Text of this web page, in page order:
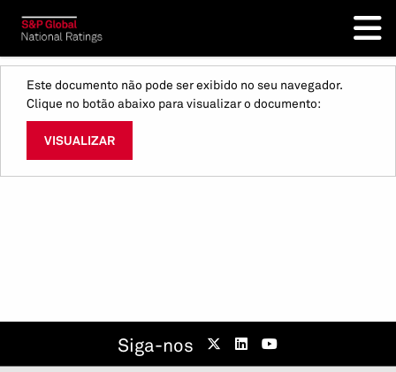
Este documento não pode ser exibido no seu navegador.
Clique no botão abaixo para visualizar o documento:
VISUALIZAR
Siga-nos